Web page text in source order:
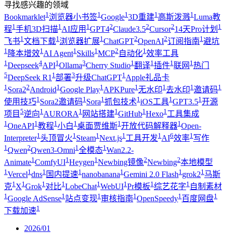
寻找感兴趣的领域
Bookmarklet1 浏览器小书签1 Google1 3D重建1 高斯泼溅1 Luma教
程1 手机3D扫描1 AI应用 1 GPT42Claude3.52Cursor214天Pro计划 1
飞书1 文档下载1 浏览器扩展1 ChatGPT2OpenAI2订阅指南1 避坑
1 降本增效1 AI Agent1 Skills1 MCP2 自动化1 效率工具
1 Deepseek4API1 Ollama3Cherry Studio1 翻译1 插件1 联网 1 热门
5DeepSeek R1 1 部署3升级ChatGPT1 Apple礼品卡
1 Sora22Android1 Google Play1 APKPure1 无水印1 去水印1 邀请码1
使用技巧1 Sora2邀请码1 Sora1 抓包技术1 iOS工具1 GPT3.51 开源
项目 5逆向1 AURORA 1 网站搭建1 GitHub1 Hexo1 工具集成
1 OneAPI1 教程1 小白 1 桌面贾维斯1 开放代码解释器1 Open-
Interpreter1 头顶冒火1 Steam1 Next.js1 工具开发1 AI6效率1 写作
1 Qwen2Qwen3-Omni1 全模态1 Wan2.2-
Animate1 ComfyUI1 Heygen1 Newbing镜像2Newbing2本地模型
1 Vercel1 dns1 国内提速1 nanobanana1 Gemini 2.0 Flash1 grok21 马斯
克1 X1 Grok1 对比1 LobeChat1 WebUI1 Pr模板1 综艺花字1 自制素材
1 Google AdSense1 站点变现1 审核指南1 OpenSpeedy1 百度网盘1
下载加速1
2026/01